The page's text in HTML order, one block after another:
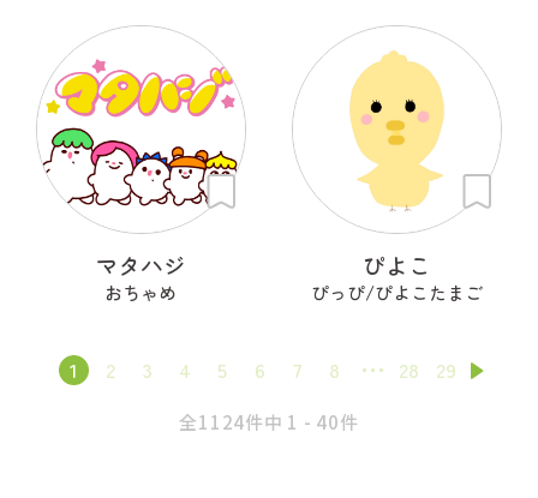
マタハジ
おちゃめ
ぴよこ
ぴっぴ/ぴよこたまご
1 2 3 4 5 6 7 8 28 29
全1124件中 1 - 40件